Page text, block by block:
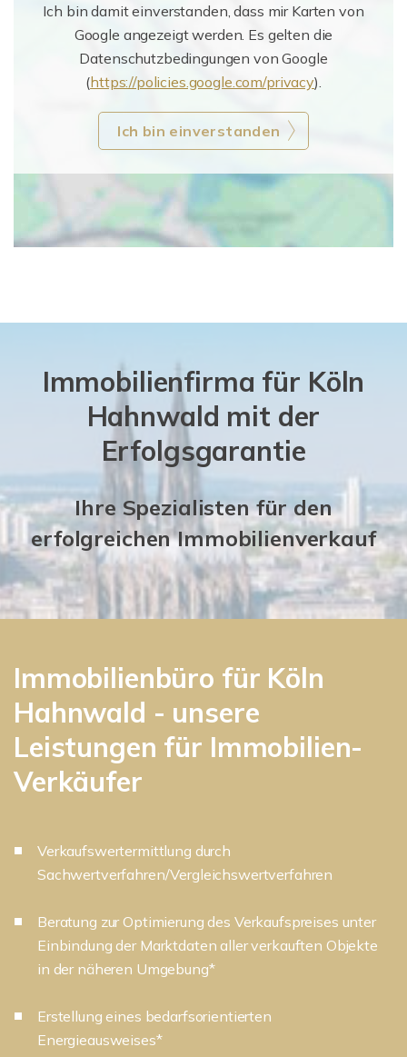
Ich bin damit einverstanden, dass mir Karten von
Google angezeigt werden. Es gelten die
Datenschutzbedingungen von Google
(https://policies.google.com/privacy).
Ich bin einverstanden
Immobilienfirma für Köln
Hahnwald mit der
Erfolgsgarantie
Ihre Spezialisten für den
erfolgreichen Immobilienverkauf
Immobilienbüro für Köln
Hahnwald - unsere
Leistungen für Immobilien-
Verkäufer
Verkaufswertermittlung durch
Sachwertverfahren/Vergleichswertverfahren
Beratung zur Optimierung des Verkaufspreises unter
Einbindung der Marktdaten aller verkauften Objekte
in der näheren Umgebung*
Erstellung eines bedarfsorientierten
Energieausweises*